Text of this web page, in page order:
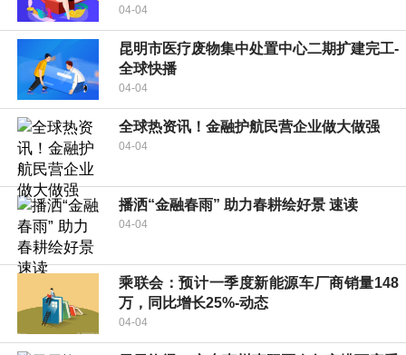
04-04
昆明市医疗废物集中处置中心二期扩建完工-
全球快播
04-04
全球热资讯！金融护航民营企业做大做强
04-04
播洒“金融春雨” 助力春耕绘好景 速读
04-04
乘联会：预计一季度新能源车厂商销量148
万，同比增长25%-动态
04-04